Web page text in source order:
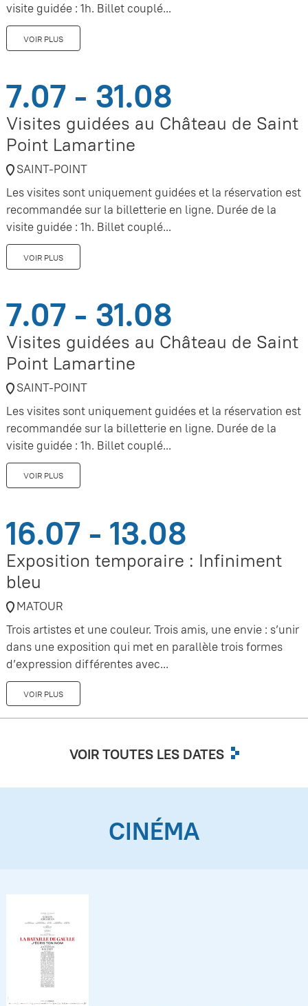
visite guidée : 1h. Billet couplé...
VOIR PLUS
7.07 - 31.08
Visites guidées au Château de Saint
Point Lamartine
SAINT-POINT
Les visites sont uniquement guidées et la réservation est
recommandée sur la billetterie en ligne. Durée de la
visite guidée : 1h. Billet couplé...
VOIR PLUS
7.07 - 31.08
Visites guidées au Château de Saint
Point Lamartine
SAINT-POINT
Les visites sont uniquement guidées et la réservation est
recommandée sur la billetterie en ligne. Durée de la
visite guidée : 1h. Billet couplé...
VOIR PLUS
16.07 - 13.08
Exposition temporaire : Infiniment
bleu
MATOUR
Trois artistes et une couleur. Trois amis, une envie : s’unir
dans une exposition qui met en parallèle trois formes
d’expression différentes avec...
VOIR PLUS
VOIR TOUTES LES DATES
CINÉMA